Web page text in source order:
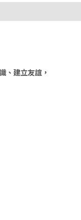
、建立友誼，